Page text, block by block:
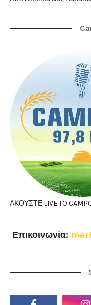
ΑΚΟΥΣΤΕ LIVE TO
Επικοινωνία: